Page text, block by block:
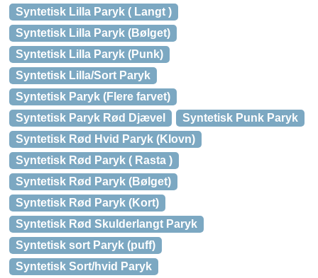
Syntetisk Lilla Paryk ( Langt )
Syntetisk Lilla Paryk (Bølget)
Syntetisk Lilla Paryk (Punk)
Syntetisk Lilla/Sort Paryk
Syntetisk Paryk (Flere farvet)
Syntetisk Paryk Rød Djævel
Syntetisk Punk Paryk
Syntetisk Rød Hvid Paryk (Klovn)
Syntetisk Rød Paryk ( Rasta )
Syntetisk Rød Paryk (Bølget)
Syntetisk Rød Paryk (Kort)
Syntetisk Rød Skulderlangt Paryk
Syntetisk sort Paryk (puff)
Syntetisk Sort/hvid Paryk